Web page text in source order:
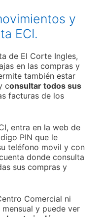
y
ECI.
de El Corte Ingles,
en las compras y
también estar
consultar todos sus
facturas de los
entra en la web de
PIN que le
teléfono movil y con
donde consulta
sus compras y
Comercial ni
y puede ver